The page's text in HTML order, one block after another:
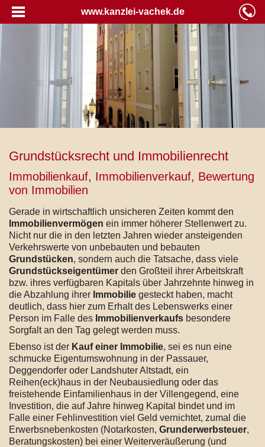
www.kanzlei-vachek.de
Grundstücksrecht und Immobilienrecht
Immobilienkauf, Immobilienverkauf, Bewertung
von Immobilien
Gerade in wirtschaftlich unsicheren Zeiten kommt den
Immobilienvermögen ein immer höherer Stellenwert zu.
Nicht nur die in den letzten Jahren wieder ansteigenden
Verkehrswerte von unbebauten und bebauten
Grundstücken, sondern auch die Tatsache, dass viele
Grundstückseigentümer den Großteil ihrer Arbeitskraft
bzw. ihres verfügbaren Kapitals über Jahrzehnte hinweg in
die Abzahlung ihrer Immobilie gesteckt haben, macht
deutlich, dass hier zum Erhalt des Lebenswerks einer
Person im Falle des Immobilienverkaufs besondere
Sorgfalt an den Tag gelegt werden muss.
Ebenso ist der Kauf einer Immobilie, sei es nun eine
schmucke Eigentumswohnung in der Passauer,
Deggendorfer oder Landshuter Altstadt, ein
Reihen(eck)haus in der Neubausiedlung oder das
freistehende Einfamilienhaus in der Villengegend, eine
Investition, die auf Jahre hinweg Kapital bindet und im
Falle einer Fehlinvestition viel Geld vernichtet, zumal die
Erwerbsnebenkosten (Notarkosten, Grunderwerbsteuer,
Beratungskosten) bei einer Weiterveräußerung (und